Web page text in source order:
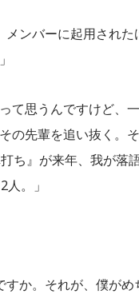
ンバーに起用された
て思うんですけど、一
の先輩を追い抜く。そ
ち』が来年、我が落
。」
すか。それが、僕がめ